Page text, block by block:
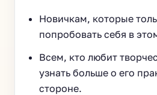
Новичкам, которые
попробовать себя в
Всем, кто любит
узнать больше о его
стороне.